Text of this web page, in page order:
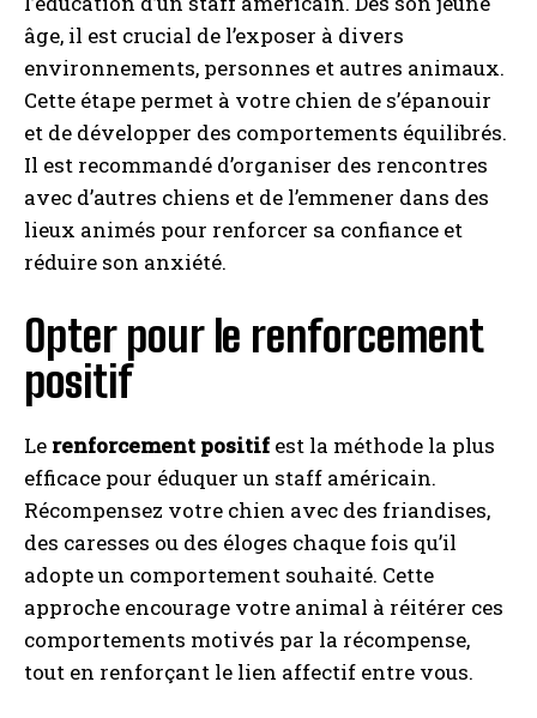
âge, il est crucial de l’exposer à divers
environnements, personnes et autres animaux.
Cette étape permet à votre chien de s’épanouir
et de développer des comportements équilibrés.
Il est recommandé d’organiser des rencontres
avec d’autres chiens et de l’emmener dans des
lieux animés pour renforcer sa confiance et
réduire son anxiété.
Opter pour le renforcement
positif
Le renforcement positif est la méthode la plus
efficace pour éduquer un staff américain.
Récompensez votre chien avec des friandises,
des caresses ou des éloges chaque fois qu’il
adopte un comportement souhaité. Cette
approche encourage votre animal à réitérer ces
comportements motivés par la récompense,
tout en renforçant le lien affectif entre vous.